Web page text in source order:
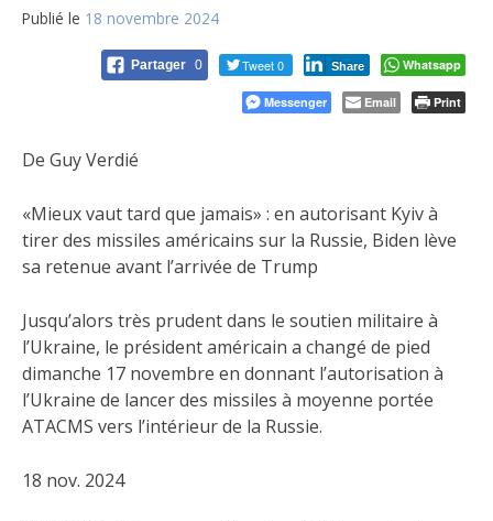
Publié le 18 novembre 2024
Partager 0 Tweet 0 Share Whatsapp
Messenger Email Print
De Guy Verdié
«Mieux vaut tard que jamais» : en autorisant Kyiv à
tirer des missiles américains sur la Russie, Biden lève
sa retenue avant l’arrivée de Trump
Jusqu’alors très prudent dans le soutien militaire à
l’Ukraine, le président américain a changé de pied
dimanche 17 novembre en donnant l’autorisation à
l’Ukraine de lancer des missiles à moyenne portée
ATACMS vers l’intérieur de la Russie.
18 nov. 2024